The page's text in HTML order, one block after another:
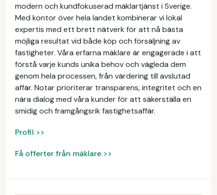
modern och kundfokuserad mäklartjänst i Sverige.
Med kontor över hela landet kombinerar vi lokal
expertis med ett brett nätverk för att nå bästa
möjliga resultat vid både köp och försäljning av
fastigheter. Våra erfarna mäklare är engagerade i att
förstå varje kunds unika behov och vägleda dem
genom hela processen, från värdering till avslutad
affär. Notar prioriterar transparens, integritet och en
nära dialog med våra kunder för att säkerställa en
smidig och framgångsrik fastighetsaffär.
Profil >>
Få offerter från mäklare >>